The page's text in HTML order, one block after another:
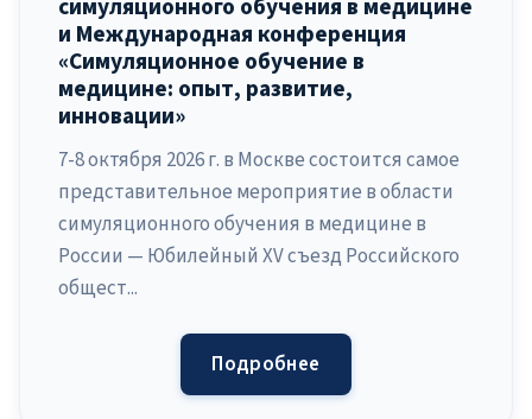
симуляционного обучения в медицине
и Международная конференция
«Симуляционное обучение в
медицине: опыт, развитие,
инновации»
7-8 октября 2026 г. в Москве состоится самое
представительное мероприятие в области
симуляционного обучения в медицине в
России — Юбилейный XV съезд Российского
общест...
Подробнее